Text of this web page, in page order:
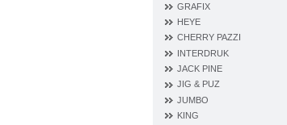
GRAFIX
HEYE
CHERRY PAZZI
INTERDRUK
JACK PINE
JIG & PUZ
JUMBO
KING